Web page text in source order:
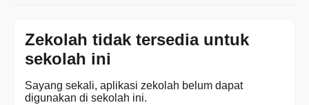
Zekolah tidak tersedia untuk
sekolah ini
Sayang sekali, aplikasi zekolah belum dapat
digunakan di sekolah ini.